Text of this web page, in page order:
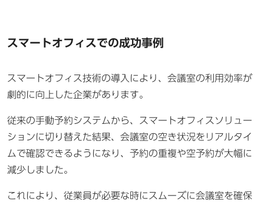
スマートオフィスでの成功事例
スマートオフィス技術の導入により、会議室の利用効率が
劇的に向上した企業があります。
従来の手動予約システムから、スマートオフィスソリュー
ションに切り替えた結果、会議室の空き状況をリアルタイ
ムで確認できるようになり、予約の重複や空予約が大幅に
減少しました。
これにより、従業員が必要な時にスムーズに会議室を確保